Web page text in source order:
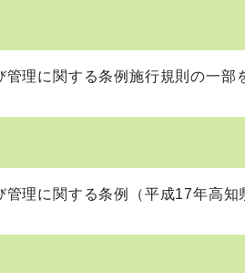
理に関する条例施行規則の一部
管理に関する条例（平成17年高知